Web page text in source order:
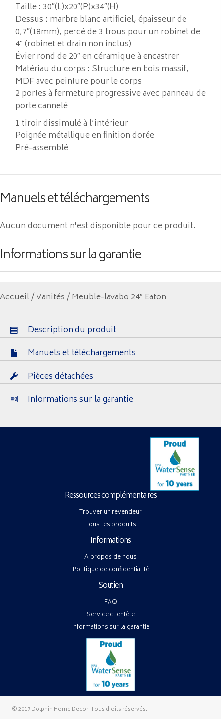
Taille : 30″(L)x20″(P)x34″(H)
Dessus : marbre blanc artificiel, épaisseur de
0,7″(18mm), percé de 3 trous pour un robinet de
4″ (robinet et drain non inclus)
Évier rond de 20″ en céramique à encastrer
Matériau du corps : Structure en bois massif,
MDF avec peinture pour le corps
2 portes à fermeture progressive avec panneau de
porte cannelé
1 tiroir dissimulé à l’intérieur
Poignée métallique en finition dorée
Pré-assemblé
Manuels et téléchargements
Aucun document n'est disponible pour ce produit.
Informations sur la garantie
Accueil/Vanités/ Meuble-lavabo 24″ Eaton
Description du produit
Manuels et téléchargements
Pièces détachées
Informations sur la garantie
Ressources complémentaires
Trouver un revendeur
Tous les produits
Informations
A propos de nous
Politique de confidentialité
Soutien
FAQ
Service clientèle
Informations sur la garantie
© 2017 Dolphin Home Decor. Tous droits réservés.